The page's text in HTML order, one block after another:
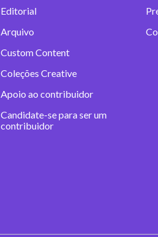
Editorial
Arquivo
Custom Content
Coleções Creative
Apoio ao contribuidor
Candidate-se para ser um
contribuidor